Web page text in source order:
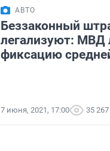
АВТО
Беззаконный
легализуют: МВД
фиксацию
7 июня, 2021, 17:00 35 267